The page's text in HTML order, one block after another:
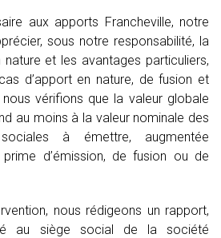
aux apports Francheville, notre
sous notre responsabilité, la
et les avantages particuliers,
d’apport en nature, de fusion et
nous vérifions que la valeur globale
au moins à la valeur nominale des
à émettre, augmentée
d’émission, de fusion ou de
nous rédigeons un rapport,
au siège social de la société